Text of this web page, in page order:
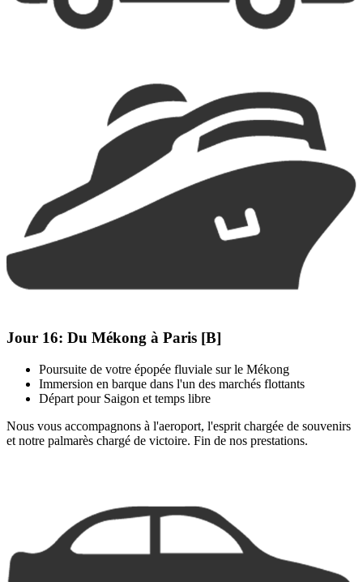
Jour 16: Du Mékong à Paris [B]
Poursuite de votre épopée fluviale sur le Mékong
Immersion en barque dans l'un des marchés flottants
Départ pour Saigon et temps libre
Nous vous accompagnons à l'aeroport, l'esprit chargée de souvenirs
et notre palmarès chargé de victoire. Fin de nos prestations.